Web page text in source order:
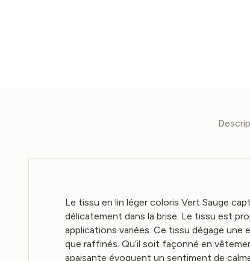
Le tissu en lin léger coloris Vert Sauge
délicatement dans la brise. Le tissu est
applications variées. Ce tissu dégage
que raffinés. Qu’il soit façonné en
apaisante évoquent un sentiment de